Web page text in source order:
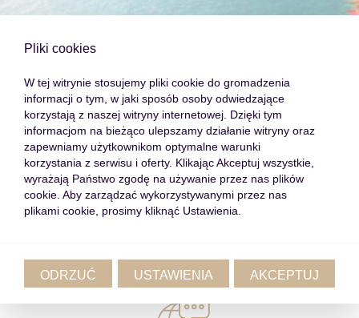
Co zyskujesz pracując z nami?
PROFESJONALNE WSPARCIE
Pliki cookies
W tej witrynie stosujemy pliki cookie do gromadzenia
informacji o tym, w jaki sposób osoby odwiedzające
korzystają z naszej witryny internetowej. Dzięki tym
informacjom na bieżąco ulepszamy działanie witryny oraz
zapewniamy użytkownikom optymalne warunki
korzystania z serwisu i oferty. Klikając Akceptuj wszystkie,
wyrażają Państwo zgodę na używanie przez nas plików
cookie. Aby zarządzać wykorzystywanymi przez nas
plikami cookie, prosimy kliknąć Ustawienia.
ODRZUĆ USTAWIENIA AKCEPTUJ